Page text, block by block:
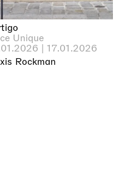
Unique
| 17.01.2026
Rockman